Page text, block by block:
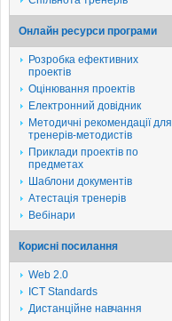
Онлайн ресурси програми
Розробка ефективних
проектів
Оцінювання проектів
Електронний довідник
Методичні рекомендації для
тренерів-методистів
Приклади проектів по
предметах
Шаблони документів
Атестація тренерів
Вебінари
Корисні посилання
Web 2.0
ICT Standards
Дистанційне навчання